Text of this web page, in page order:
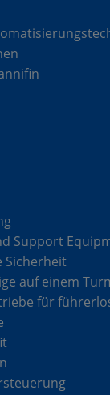
Support
Sicherheit
auf einem
für